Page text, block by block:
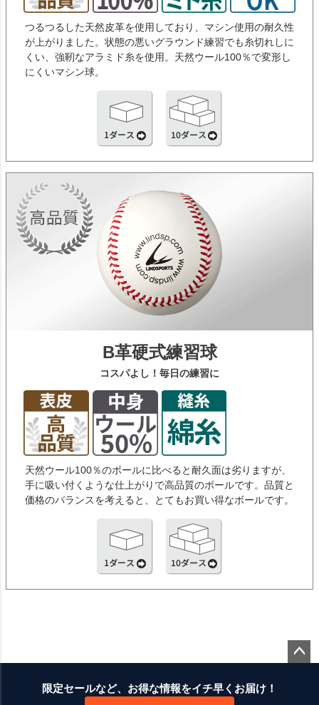
つるつるした天然皮革を使用しており、マシン使用の耐久性
が上がりました。状態の悪いグラウンド練習でも糸切れしに
くい、強靭なアラミド糸を使用。天然ウール100％で変形し
にくいマシン球。
B革硬式練習球
コスパよし！毎日の練習に
天然ウール100％のボールに比べると耐久面は劣りますが、
手に吸い付くような仕上がりで高品質のボールです。品質と
価格のバランスを考えると、とてもお買い得なボールです。
限定セールなど、お得な情報をイチ早くお届け！